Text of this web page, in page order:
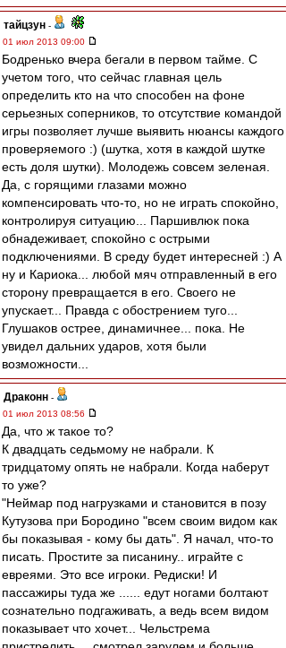
тайцзун -
01 июл 2013 09:00
Бодренько вчера бегали в первом тайме. С
учетом того, что сейчас главная цель
определить кто на что способен на фоне
серьезных соперников, то отсутствие командой
игры позволяет лучше выявить нюансы каждого
проверяемого :) (шутка, хотя в каждой шутке
есть доля шутки). Молодежь совсем зеленая.
Да, с горящими глазами можно
компенсировать что-то, но не играть спокойно,
контролируя ситуацию... Паршивлюк пока
обнадеживает, спокойно с острыми
подключениями. В среду будет интересней :) А
ну и Кариока... любой мяч отправленный в его
сторону превращается в его. Своего не
упускает... Правда с обострением туго...
Глушаков острее, динамичнее... пока. Не
увидел дальних ударов, хотя были
возможности...
Драконн -
01 июл 2013 08:56
Да, что ж такое то?
К двадцать седьмому не набрали. К
тридцатому опять не набрали. Когда наберут
то уже?
"Неймар под нагрузками и становится в позу
Кутузова при Бородино "всем своим видом как
бы показывая - кому бы дать". Я начал, что-то
писать. Простите за писанину.. играйте с
евреями. Это все игроки. Редиски! И
пассажиры туда же ...... едут ногами болтают
сознательно подгаживать, а ведь всем видом
показывает что хочет... Чельстрема